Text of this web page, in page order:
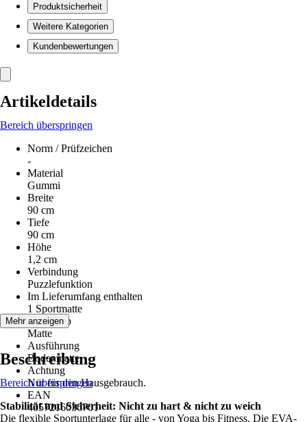
Produktsicherheit
Weitere Kategorien
Kundenbewertungen
Artikeldetails
Bereich überspringen
Norm / Prüfzeichen
-
Material
Gummi
Breite
90 cm
Tiefe
90 cm
Höhe
1,2 cm
Verbindung
Puzzlefunktion
Im Lieferumfang enthalten
1 Sportmatte
Artikeltyp
Matte
Ausführung
Bodenmatte
Achtung
Nur für den Hausgebrauch.
EAN
4057216036701
Mehr anzeigen
Beschreibung
Bereich überspringen
Stabilität und Sicherheit: Nicht zu hart & nicht zu weich
Die flexible Sportunterlage für alle - von Yoga bis Fitness. Die EVA-